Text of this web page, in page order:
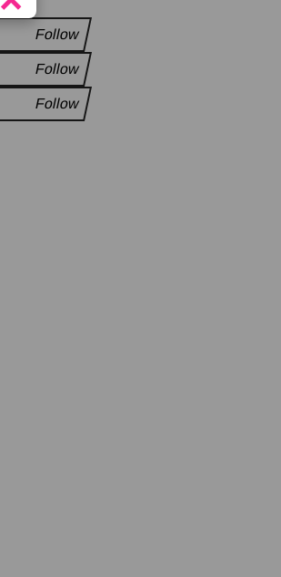
Follow
Follow
Follow